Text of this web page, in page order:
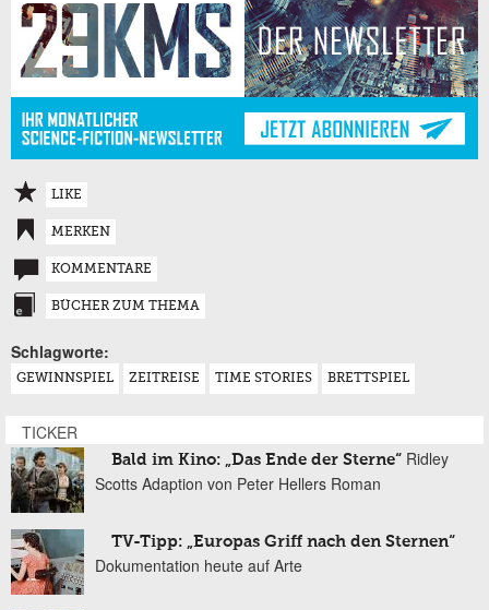
LIKE
MERKEN
KOMMENTARE
BÜCHER ZUM THEMA
Schlagworte:
GEWINNSPIEL ZEITREISE TIME STORIES BRETTSPIEL
TICKER
Bald im Kino: „Das Ende der Sterne“ Ridley
Scotts Adaption von Peter Hellers Roman
TV-Tipp: „Europas Griff nach den Sternen“
Dokumentation heute auf Arte